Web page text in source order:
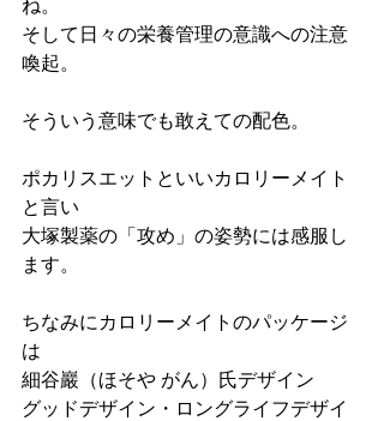
そして日々の栄養管理の意識への注意
喚起。
そういう意味でも敢えての配色。
ポカリスエットといいカロリーメイト
と言い
大塚製薬の「攻め」の姿勢には感服し
ます。
ちなみにカロリーメイトのパッケージ
は
細谷巖（ほそや がん）氏デザイン
グッドデザイン・ロングライフデザイ